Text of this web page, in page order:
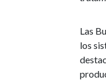
Las
los